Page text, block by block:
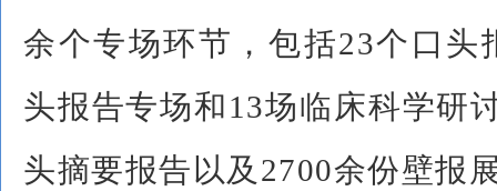
余个专场环节，包括23个口头
头报告专场和13场临床科学研
头摘要报告以及2700余份壁报